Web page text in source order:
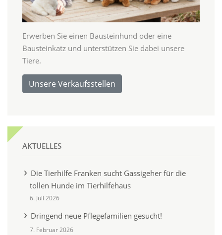
Erwerben Sie einen Bausteinhund oder eine
Bausteinkatz und unterstützen Sie dabei unsere
Tiere.
Unsere Verkaufsstellen
AKTUELLES
Die Tierhilfe Franken sucht Gassigeher für die
tollen Hunde im Tierhilfehaus
6. Juli 2026
Dringend neue Pflegefamilien gesucht!
7. Februar 2026